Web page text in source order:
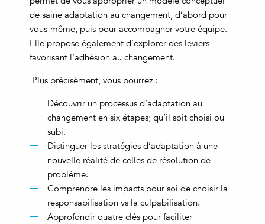
de saine adaptation au changement, d’abord pour
vous-même, puis pour accompagner votre équipe.
Elle propose également d’explorer des leviers
favorisant l’adhésion au changement.
Plus précisément, vous pourrez :
Découvrir un processus d’adaptation au
changement en six étapes; qu’il soit choisi ou
subi.
Distinguer les stratégies d’adaptation à une
nouvelle réalité de celles de résolution de
problème.
Comprendre les impacts pour soi de choisir la
responsabilisation vs la culpabilisation.
Approfondir quatre clés pour faciliter